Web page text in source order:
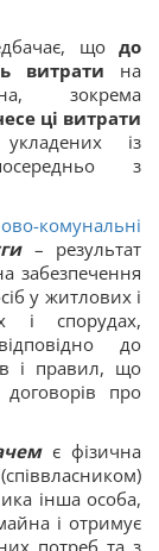
що до
витрати на
зокрема
ці витрати
із
з
комунальні
– результат
забезпечення
у житлових і
і спорудах,
до
і правил, що
договорів про
є фізична
інша особа,
і отримує
потреб та з